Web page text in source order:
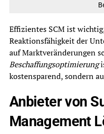
Effizientes SCM ist
Reaktionsfähigkeit der
auf Marktveränderungen
Beschaffungsoptimierung
kostensparend, sondern
Anbieter von
Management